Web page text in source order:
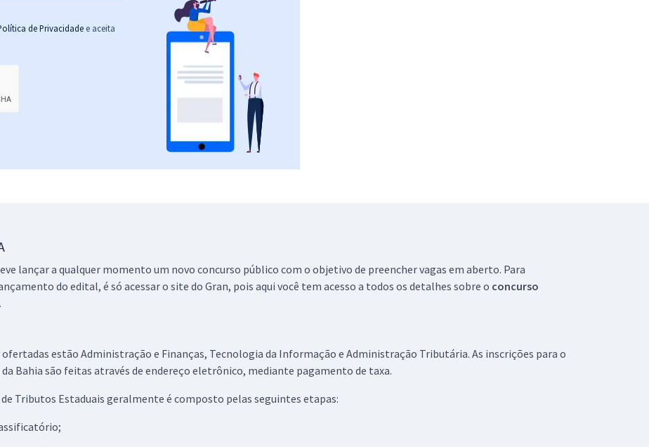
de Privacidade e aceita
lançar a qualquer momento um novo concurso público com o objetivo de preencher vagas em aberto. Para
do edital, é só acessar o site do Gran, pois aqui você tem acesso a todos os detalhes sobre o concurso
.
estão Administração e Finanças, Tecnologia da Informação e Administração Tributária. As inscrições para o
da Bahia são feitas através de endereço eletrônico, mediante pagamento de taxa.
Tributos Estaduais geralmente é composto pelas seguintes etapas: